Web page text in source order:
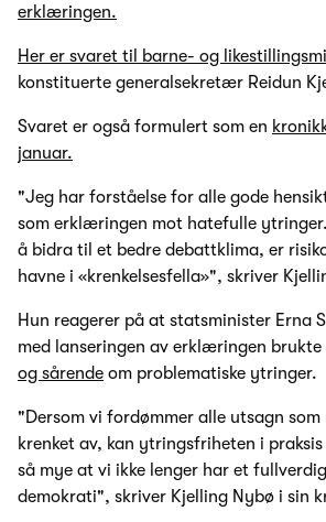
erklæringen.
Her er svaret til barne- og
konstituerte generalsekretær Reidun
Svaret er også formulert som en
januar.
"Jeg har forståelse for alle gode
som erklæringen mot hatefulle
å bidra til et bedre debattklima, er
havne i «krenkelsesfella»", skriver
Hun reagerer på at statsminister Erna
med lanseringen av erklæringen brukte
og sårende om problematiske ytringer.
"Dersom vi fordømmer alle utsagn som
krenket av, kan ytringsfriheten i
så mye at vi ikke lenger har et
demokrati", skriver Kjelling Nybø i sin